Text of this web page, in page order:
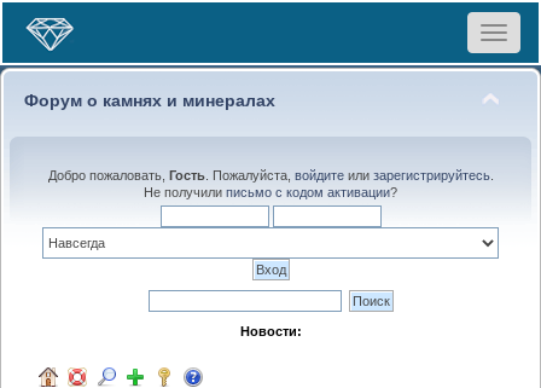
Toggle
Форум о камнях и минералах
Добро пожаловать, Гость. Пожалуйста, войдитеили зарегистрируйтесь.
Не получили письмо с кодом активации?
Новости: